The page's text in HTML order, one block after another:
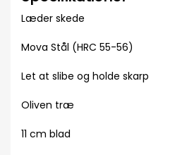
Læder skede
Mova Stål (HRC 55-56)
Let at slibe og holde skarp
Oliven træ
11 cm blad